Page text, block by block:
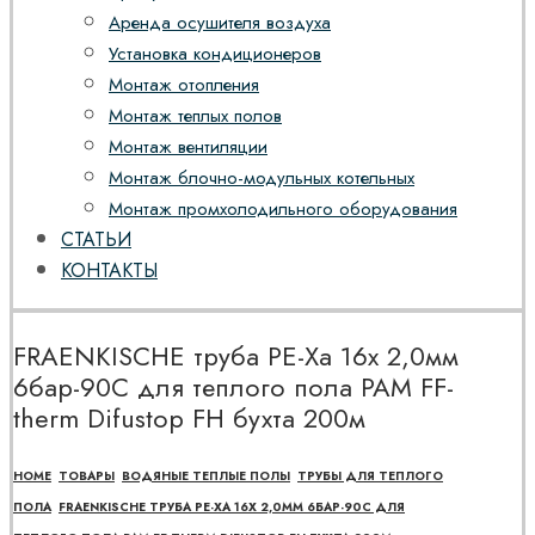
Аренда осушителя воздуха
Установка кондиционеров
Монтаж отопления
Монтаж теплых полов
Монтаж вентиляции
Монтаж блочно-модульных котельных
Монтаж промхолодильного оборудования
СТАТЬИ
КОНТАКТЫ
FRAENKISCHE труба PE-Xa 16x 2,0мм
6бар-90С для теплого пола PAM FF-
therm Difustop FH бухта 200м
HOME ТОВАРЫ ВОДЯНЫЕ ТЕПЛЫЕ ПОЛЫ ТРУБЫ ДЛЯ ТЕПЛОГО
ПОЛА FRAENKISCHE ТРУБА PE-XA 16X 2,0ММ 6БАР-90С ДЛЯ